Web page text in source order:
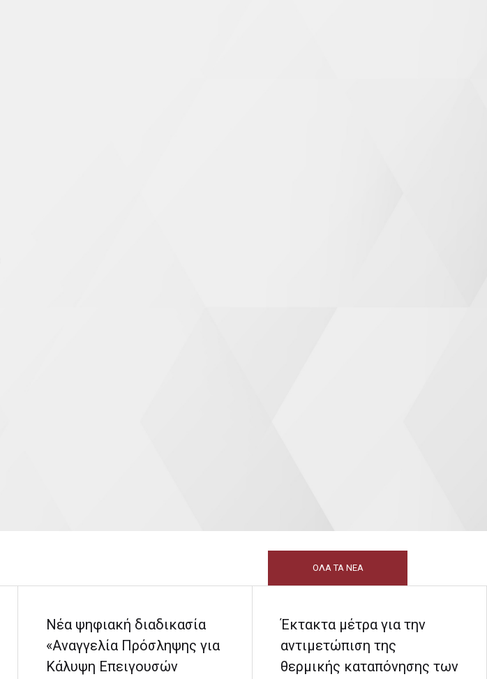
ΟΛΑ ΤΑ ΝΕΑ
Νέα ψηφιακή διαδικασία
«Αναγγελία Πρόσληψης για
Κάλυψη Επειγουσών
Έκτακτα μέτρα για την
αντιμετώπιση της
θερμικής καταπόνησης των